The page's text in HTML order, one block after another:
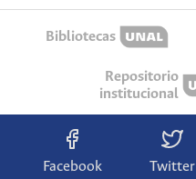
Bibliotecas
Repositorio
institucional
Facebook Twitter